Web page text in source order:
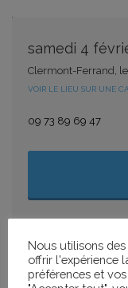
samedi 4
Clermont-Ferrand,
VOIR LE LIEU SUR UNE
09 73 89 69 47
AJOUTER À MON
+ GOOGLE
Nous utilisons
offrir l'expérience
préférences et